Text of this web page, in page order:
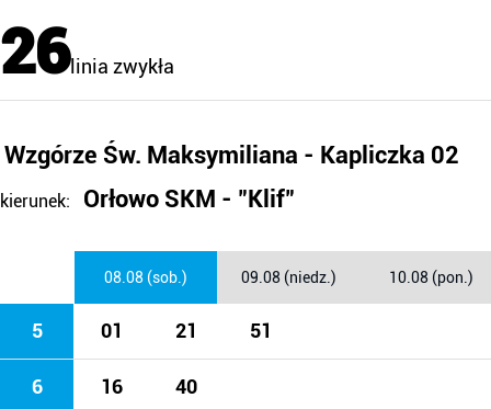
26linia zwykła
Wzgórze Św. Maksymiliana - Kapliczka 02
kierunek: Orłowo SKM - "Klif"
08.08 (sob.) 09.08 (niedz.) 10.08 (pon.)
5 01 21 51
6 16 40